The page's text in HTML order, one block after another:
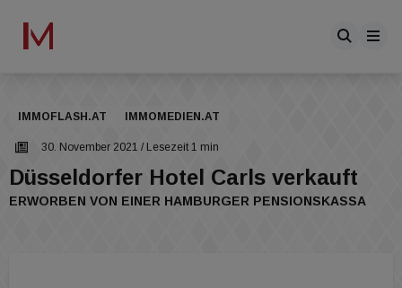
IMMOFLASH.AT IMMOMEDIEN.AT
30. November 2021 / Lesezeit 1 min
Düsseldorfer Hotel Carls verkauft
ERWORBEN VON EINER HAMBURGER PENSIONSKASSA